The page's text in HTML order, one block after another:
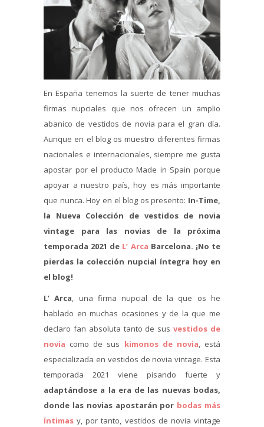
En España tenemos la suerte de tener muchas
firmas nupciales que nos ofrecen un amplio
abanico de vestidos de novia para el gran día.
Aunque en el blog os muestro diferentes firmas
nacionales e internacionales, siempre me gusta
apostar por el producto Made in Spain porque
apoyar a nuestro país, hoy es más importante
que nunca. Hoy en el blog os presento: In-Time,
la Nueva Colección de vestidos de novia
vintage para las novias de la próxima
temporada 2021 de L’ Arca Barcelona. ¡No te
pierdas la colección nupcial íntegra hoy en
el blog!
L’ Arca, una firma nupcial de la que os he
hablado en muchas ocasiones y de la que me
declaro fan absoluta tanto de susvestidos de
novia como de sus kimonos de novia, está
especializada en vestidos de novia vintage. Esta
temporada 2021 viene pisando fuerte y
adaptándose a la era de las nuevas bodas,
donde las novias apostarán por bodas más
íntimas y, por tanto, vestidos de novia vintage